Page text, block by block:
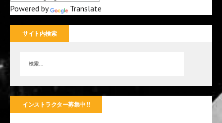
Powered by Translate
サイト内検索
インストラクター募集中 !!